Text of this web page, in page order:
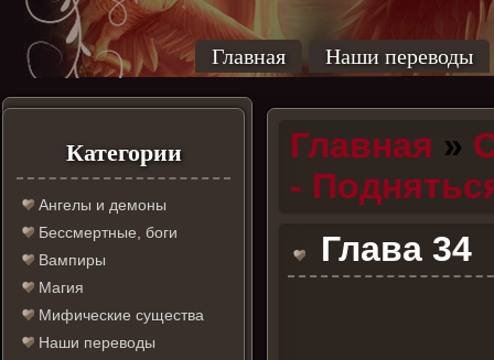
Главная Наши переводы
Категории
Ангелы и демоны
Бессмертные, боги
Вампиры
Магия
Мифические существа
Наши переводы
Главная »
-
Глава 34